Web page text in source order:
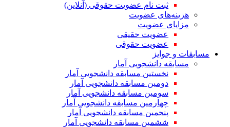
ثبت نام عضویت حقوقی (آنلاین)
هزینه‌های عضویت
مزایای عضویت
عضویت حقیقی
عضویت حقوقی
مسابقات و جوایز
مسابقه دانشجویی آمار
نخستین مسابقه دانشجویی آمار
دومین مسابقه دانشجویی آمار
سومین مسابقه دانشجویی آمار
چهارمین مسابقه دانشجویی آمار
پنجمین مسابقه دانشجویی آمار
ششمین مسابقه دانشجویی آمار